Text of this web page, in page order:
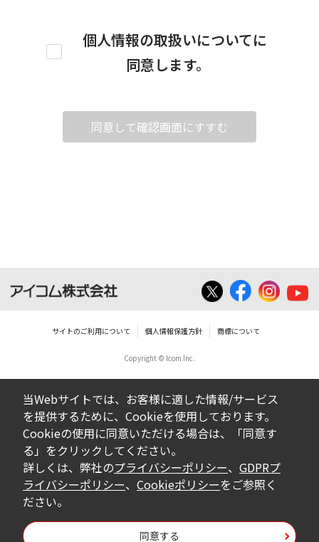
個人情報の取扱いについてに
同意します。
サイトのご利用について 個人情報保護方針 商標について
Copyright © Icom Inc.
当Webサイトでは、お客様に適した情報/サービス
を提供するために、Cookieを使用しております。
Cookieの使用に同意いただける場合は、「同意す
る」をクリックしてください。
詳しくは、弊社のプライバシーポリシー、 GDPRプ
ライバシーポリシー、 Cookieポリシーをご参照く
ださい。
同意する